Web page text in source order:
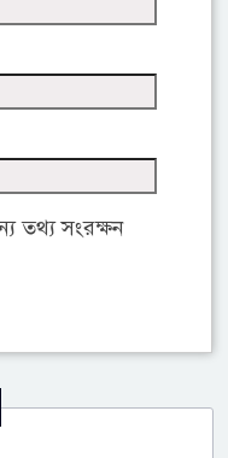
তথ্য সংরক্ষন